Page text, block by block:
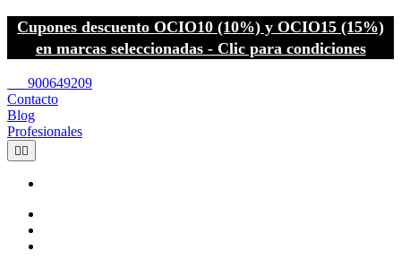
Cupones descuento OCIO10 (10%) y OCIO15 (15%)
en marcas seleccionadas - Clic para condiciones
900649209
Contacto
Blog
Profesionales
 